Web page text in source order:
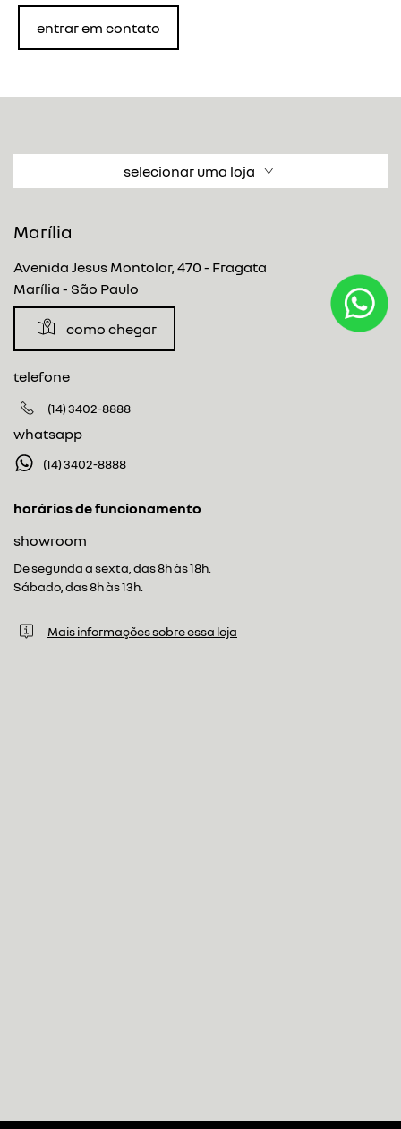
entrar em contato
selecionar uma loja
Marília
Avenida Jesus Montolar, 470 - Fragata
Marília - São Paulo
como chegar
telefone
(14) 3402-8888
whatsapp
(14) 3402-8888
horários de funcionamento
showroom
De segunda a sexta, das 8h às 18h.
Sábado, das 8h às 13h.
Mais informações sobre essa loja